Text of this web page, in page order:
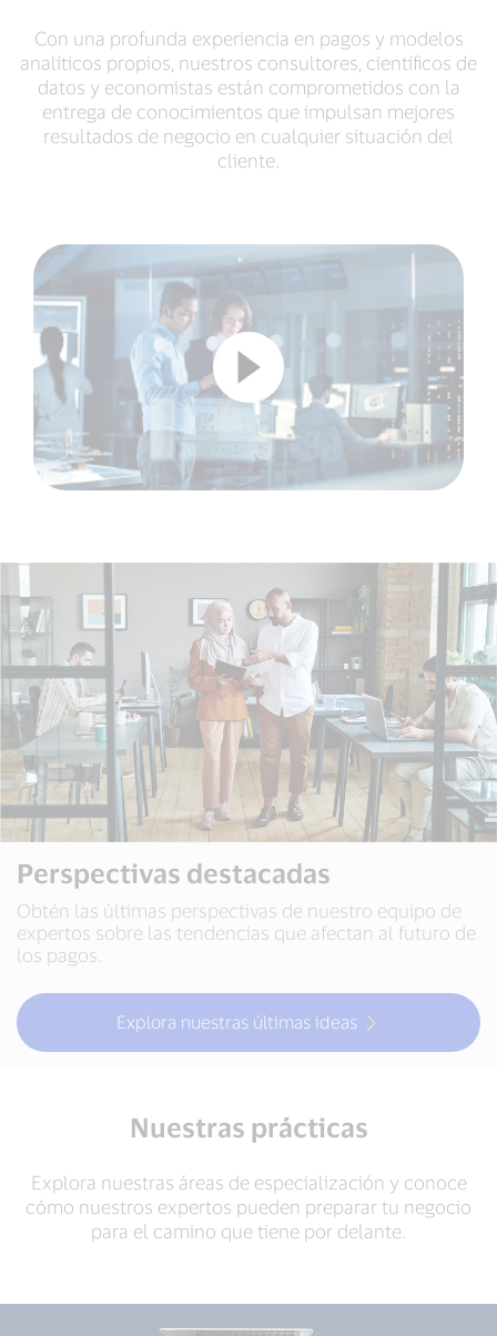
Con una profunda experiencia en pagos y modelos
analíticos propios, nuestros consultores, científicos de
datos y economistas están comprometidos con la
entrega de conocimientos que impulsan mejores
resultados de negocio en cualquier situación del
cliente.
Perspectivas destacadas
Obtén las últimas perspectivas de nuestro equipo de
expertos sobre las tendencias que afectan al futuro de
los pagos.
Explora nuestras últimas ideas
Nuestras prácticas
Explora nuestras áreas de especialización y conoce
cómo nuestros expertos pueden preparar tu negocio
para el camino que tiene por delante.